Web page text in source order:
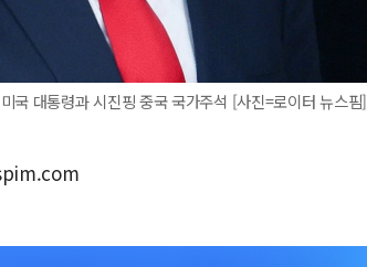
국 대통령과 시진핑 중국 국가주석 [사진=로이터 뉴스핌]